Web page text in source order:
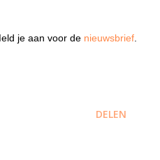
je aan voor de nieuwsbrief
DELEN